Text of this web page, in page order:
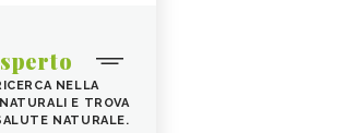
NELLA
E TROVA
NATURALE.